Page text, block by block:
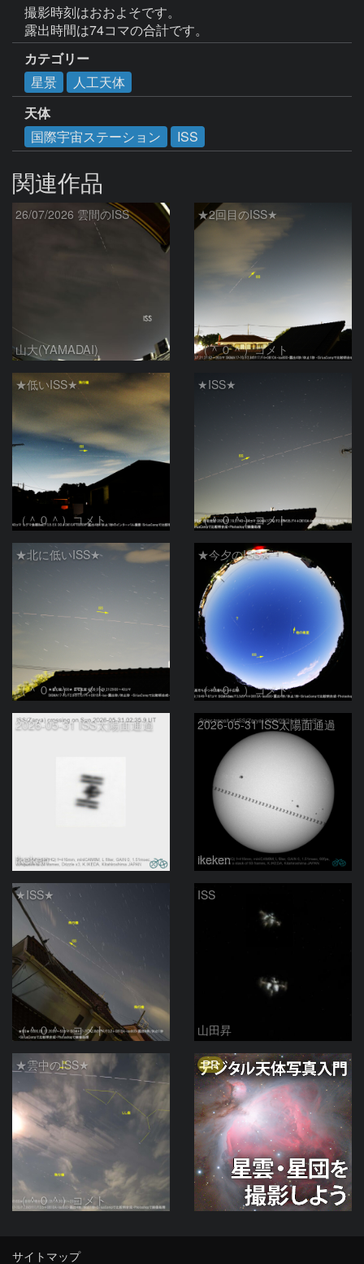
撮影時刻はおおよそです。
露出時間は74コマの合計です。
カテゴリー
星景
人工天体
天体
国際宇宙ステーション
ISS
関連作品
26/07/2026 雲間のISS
山大(YAMADAI)
★2回目のISS★
（＾０＾）コメト
★低いISS★
（＾０＾）コメト
★ISS★
（＾０＾）コメト
★北に低いISS★
（＾０＾）コメト
★今夕のISS★
（＾０＾）コメト
2026-05-31 ISS太陽面通過
ikeken
2026-05-31 ISS太陽面通過
ikeken
★ISS★
（＾０＾）コメト
ISS
山田昇
★雲中のISS★
（＾０＾）コメト
PR
サイトマップ